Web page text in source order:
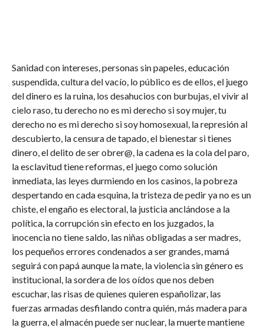
Sanidad con intereses, personas sin papeles, educación
suspendida, cultura del vacío, lo público es de ellos, el juego
del dinero es la ruina, los desahucios con burbujas, el vivir al
cielo raso, tu derecho no es mi derecho si soy mujer, tu
derecho no es mi derecho si soy homosexual, la represión al
descubierto, la censura de tapado, el bienestar si tienes
dinero, el delito de ser obrer@, la cadena es la cola del paro,
la esclavitud tiene reformas, el juego como solución
inmediata, las leyes durmiendo en los casinos, la pobreza
despertando en cada esquina, la tristeza de pedir ya no es un
chiste, el engaño es electoral, la justicia anclándose a la
política, la corrupción sin efecto en los juzgados, la
inocencia no tiene saldo, las niñas obligadas a ser madres,
los pequeños errores condenados a ser grandes, mamá
seguirá con papá aunque la mate, la violencia sin género es
institucional, la sordera de los oídos que nos deben
escuchar, las risas de quienes quieren españolizar, las
fuerzas armadas desfilando contra quién, más madera para
la guerra, el almacén puede ser nuclear, la muerte mantiene